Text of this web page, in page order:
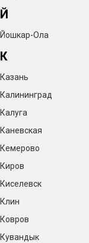
Й
Йошкар-Ола
К
Казань
Калининград
Калуга
Каневская
Кемерово
Киров
Киселевск
Клин
Ковров
Кувандык